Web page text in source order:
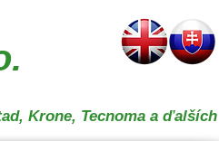
Krone, Tecnoma a ďalších